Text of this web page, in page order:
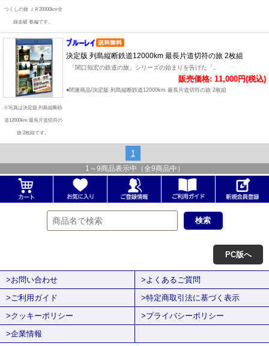
つくしの旅 ＪＲ20000km全
線走破 春編です。
※写真は決定版 列島縦断鉄
道12000km 最長片道切符の
旅 2枚組です。
決定版 列島縦断鉄道12000km 最長片道切符の旅 2枚組
「関口知宏の鉄道の旅」シリーズの始まりを告げた「..
販売価格: 11,000円(税込)
●関連商品/決定版 列島縦断鉄道12000km 最長片道切符の旅 2枚組
1
1 ～ 9商品表示中（全9商品中）
PC版へ
>お問い合わせ
>よくあるご質問
>ご利用ガイド
>特定商取引法に基づく表示
>クッキーポリシー
>プライバシーポリシー
>企業情報